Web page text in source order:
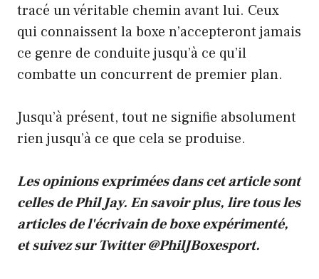
tracé un véritable chemin avant lui. Ceux
qui connaissent la boxe n’accepteront jamais
ce genre de conduite jusqu’à ce qu’il
combatte un concurrent de premier plan.
Jusqu’à présent, tout ne signifie absolument
rien jusqu’à ce que cela se produise.
Les opinions exprimées dans cet article sont
celles de Phil Jay.En savoir plus, lire tous les
articlesde l'écrivain de boxe expérimenté,
et suivez sur Twitter@PhilJBoxesport.